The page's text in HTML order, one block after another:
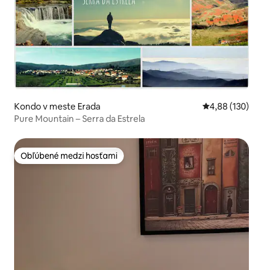
Kondo v meste Erada Priemerné
4,88 (130)
Pure Mountain – Serra da Estrela
Obľúbené medzi hosťami
Obľúbené medzi hosťami